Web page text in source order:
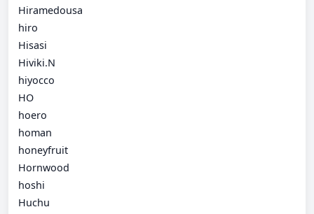
Hiramedousa
hiro
Hisasi
Hiviki.N
hiyocco
HO
hoero
homan
honeyfruit
Hornwood
hoshi
Huchu